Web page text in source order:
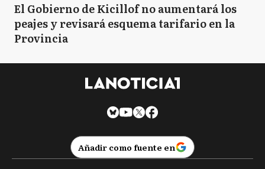
El Gobierno de Kicillof no aumentará los
peajes y revisará esquema tarifario en la
Provincia
Añadir como fuente en